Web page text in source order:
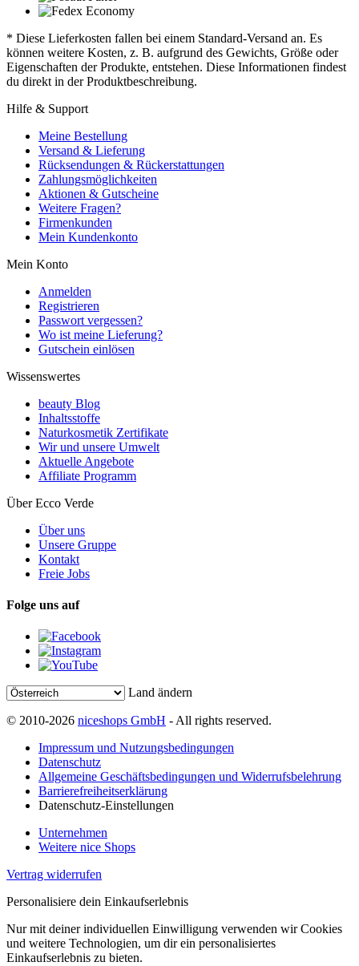
* Diese Lieferkosten fallen bei einem Standard-Versand an. Es
können weitere Kosten, z. B. aufgrund des Gewichts, Größe oder
Eigenschaften der Produkte, entstehen. Diese Informationen findest
du direkt in der Produktbeschreibung.
Hilfe & Support
Meine Bestellung
Versand & Lieferung
Rücksendungen & Rückerstattungen
Zahlungsmöglichkeiten
Aktionen & Gutscheine
Weitere Fragen?
Firmenkunden
Mein Kundenkonto
Mein Konto
Anmelden
Registrieren
Passwort vergessen?
Wo ist meine Lieferung?
Gutschein einlösen
Wissenswertes
beauty Blog
Inhaltsstoffe
Naturkosmetik Zertifikate
Wir und unsere Umwelt
Aktuelle Angebote
Affiliate Programm
Über Ecco Verde
Über uns
Unsere Gruppe
Kontakt
Freie Jobs
Folge uns auf
Land ändern
© 2010-2026 niceshops GmbH - All rights reserved.
Impressum und Nutzungsbedingungen
Datenschutz
Allgemeine Geschäftsbedingungen und Widerrufsbelehrung
Barrierefreiheitserklärung
Datenschutz-Einstellungen
Unternehmen
Weitere nice Shops
Vertrag widerrufen
Personalisiere dein Einkaufserlebnis
Nur mit deiner individuellen Einwilligung verwenden wir Cookies
und weitere Technologien, um dir ein personalisiertes
Einkaufserlebnis zu bieten.